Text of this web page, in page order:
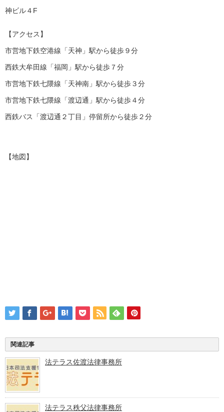
神ビル４F
【アクセス】
市営地下鉄空港線「天神」駅から徒歩９分
西鉄大牟田線「福岡」駅から徒歩７分
市営地下鉄七隈線「天神南」駅から徒歩３分
市営地下鉄七隈線「渡辺通」駅から徒歩４分
西鉄バス「渡辺通２丁目」停留所から徒歩２分
【地図】
関連記事
法テラス佐渡法律事務所
法テラス秩父法律事務所